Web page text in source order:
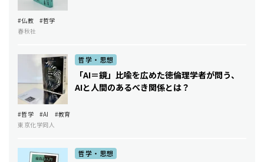
#仏教
#哲学
春秋社
哲学・思想
「AI＝鏡」比喩を広めた徳倫理学者が問う、
AIと人間のあるべき関係とは？
#哲学 #AI
#教育
東京化学同人
哲学・思想